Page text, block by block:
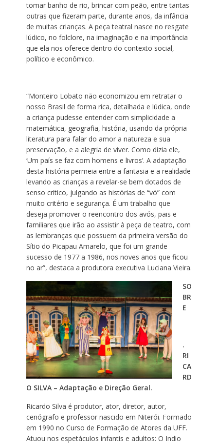
tomar banho de rio, brincar com peão, entre tantas
outras que fizeram parte, durante anos, da infância
de muitas crianças. A peça teatral nasce no resgate
lúdico, no folclore, na imaginação e na importância
que ela nos oferece dentro do contexto social,
político e econômico.
“Monteiro Lobato não economizou em retratar o
nosso Brasil de forma rica, detalhada e lúdica, onde
a criança pudesse entender com simplicidade a
matemática, geografia, história, usando da própria
literatura para falar do amor a natureza e sua
preservação, e a alegria de viver. Como dizia ele,
‘Um país se faz com homens e livros’. A adaptação
desta história permeia entre a fantasia e a realidade
levando as crianças a revelar-se bem dotados de
senso crítico, julgando as histórias de “vó” com
muito critério e segurança. É um trabalho que
deseja promover o reencontro dos avós, pais e
familiares que irão ao assistir à peça de teatro, com
as lembranças que possuem da primeira versão do
Sítio do Picapau Amarelo, que foi um grande
sucesso de 1977 a 1986, nos noves anos que ficou
no ar”, destaca a produtora executiva Luciana Vieira.
SO
BR
E
.
RI
CA
RD
O SILVA – Adaptação e Direção Geral.
Ricardo Silva é produtor, ator, diretor, autor,
cenógrafo e professor nascido em Niterói. Formado
em 1990 no Curso de Formação de Atores da UFF.
Atuou nos espetáculos infantis e adultos: O Indio